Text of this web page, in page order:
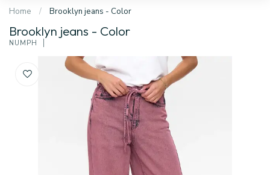
Home / Brooklyn jeans - Color
Brooklyn jeans - Color
NÜMPH